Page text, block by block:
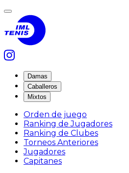
Damas
Caballeros
Mixtos
Orden de juego
Ranking de Jugadores
Ranking de Clubes
Torneos Anteriores
Jugadores
Capitanes